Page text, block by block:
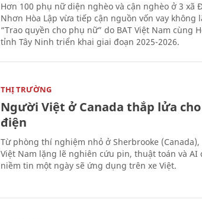
Hơn 100 phụ nữ diện nghèo và cận nghèo ở 3 xã
Nhơn Hòa Lập vừa tiếp cận nguồn vốn vay
“Trao quyền cho phụ nữ” do BAT Việt Nam cùng
tỉnh Tây Ninh triển khai giai đoạn 2025-2026.
THỊ TRƯỜNG
Người Việt ở Canada thắp lửa
điện
Từ phòng thí nghiệm nhỏ ở Sherbrooke
Việt Nam lặng lẽ nghiên cứu pin, thuật toán và AI
niềm tin một ngày sẽ ứng dụng trên xe Việt.